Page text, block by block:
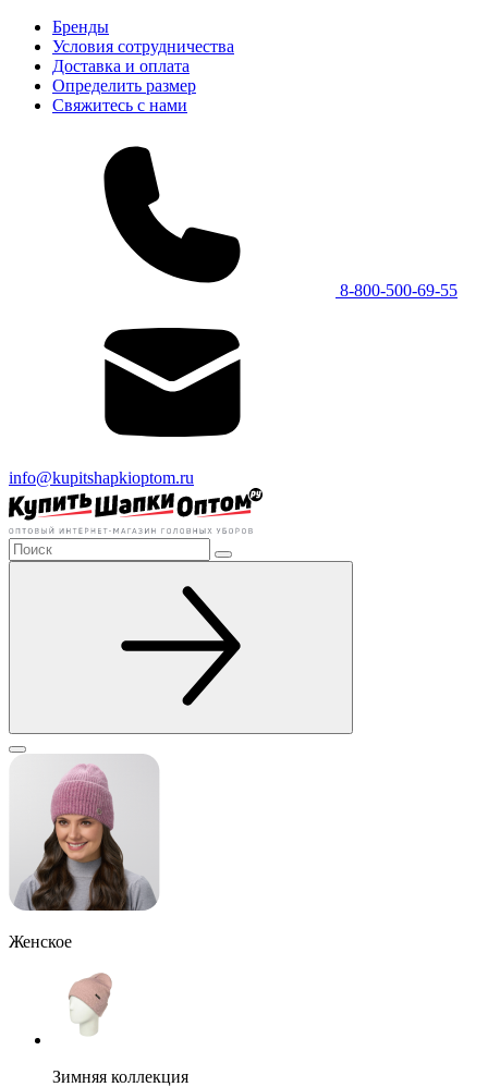
Бренды
Условия сотрудничества
Доставка и оплата
Определить размер
Свяжитесь с нами
8-800-500-69-55
info@kupitshapkioptom.ru
Женское
Зимняя коллекция